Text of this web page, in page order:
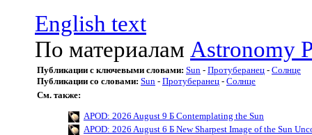
English text
По материалам Astronomy
Публикации с ключевыми словами: Sun - Протуберанец - Солнце
Публикации со словами: Sun - Протуберанец - Солнце
См. также:
APOD: 2026 August 9 Б Contemplating the Sun
APOD: 2026 August 6 Б New Sharpest Image of the Sun